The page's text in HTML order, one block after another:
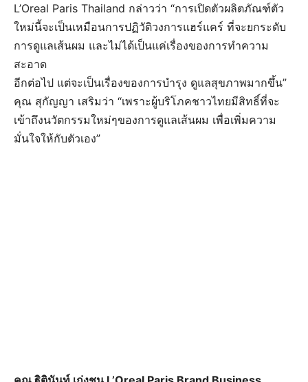
L’Oreal Paris Thailand กล่าวว่า “การเปิดตัวผลิตภัณฑ์ตัว
ใหม่นี้จะเป็นเหมือนการปฏิวัติวงการแฮร์แคร์ ที่จะยกระดับ
การดูแลเส้นผม และไม่ได้เป็นแค่เรื่องของการทำความ
สะอาด
อีกต่อไป แต่จะเป็นเรื่องของการบำรุง ดูแลสุขภาพมากขึ้น”
คุณ สุกัญญา เสริมว่า “เพราะผู้บริโภคชาวไทยมีสิทธิ์ที่จะ
เข้าถึงนวัตกรรมใหม่ๆของการดูแลเส้นผม เพื่อเพิ่มความ
มั่นใจให้กับตัวเอง”